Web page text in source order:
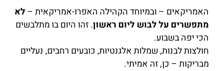
האמריקאים – ובמיוחד הקהילה האפרו-אמריקאית –לא
מתפשרים על לבוש ליום ראשון. זהו היום בו מתלבשים
הכי יפה בשבוע.
חולצות לבנות, שמלות אלגנטיות, כובעים רחבים, נעליים
מבריקות – כן, זה אמיתי.